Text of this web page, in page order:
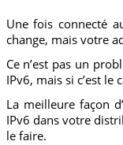
Une fois connecté
change, mais votre
Ce n’est pas un
IPv6, mais si c’est le
La meilleure façon
IPv6 dans votre
le faire.